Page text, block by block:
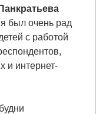
Панкратьева
был очень рад
с работой
и интернет-